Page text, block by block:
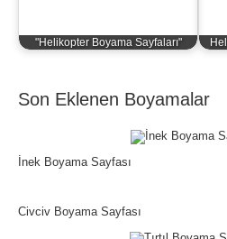
"Helikopter Boyama Sayfaları"
Son Eklenen Boyamalar
İnek Boyama Sayfası
Civciv Boyama Sayfası